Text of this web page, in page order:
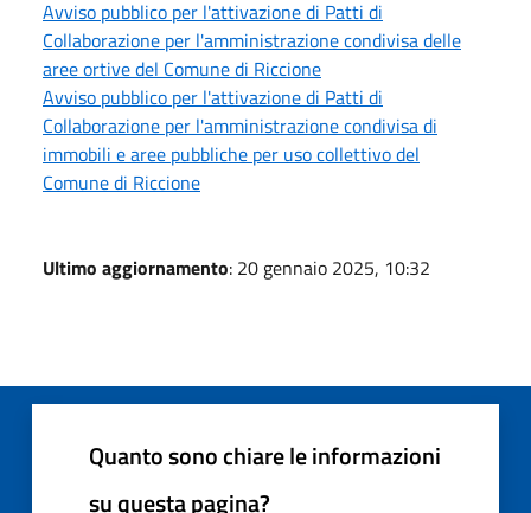
Avviso pubblico per l'attivazione di Patti di
Collaborazione per l'amministrazione condivisa delle
aree ortive del Comune di Riccione
Avviso pubblico per l'attivazione di Patti di
Collaborazione per l'amministrazione condivisa di
immobili e aree pubbliche per uso collettivo del
Comune di Riccione
Ultimo aggiornamento: 20 gennaio 2025, 10:32
Quanto sono chiare le informazioni
su questa pagina?